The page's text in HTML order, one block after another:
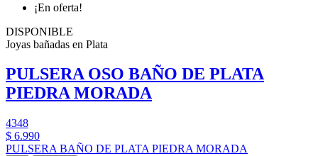
¡En oferta!
DISPONIBLE
Joyas bañadas en Plata
PULSERA OSO BAÑO DE PLATA
PIEDRA MORADA
4348
$ 6.990
PULSERA BAÑO DE PLATA PIEDRA MORADA